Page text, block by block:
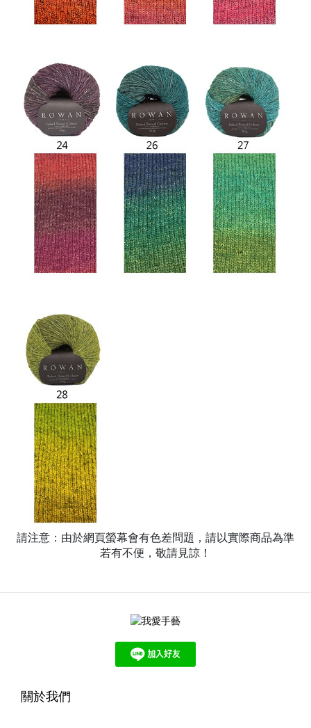
請注意：由於網頁螢幕會有色差問題，請以實際商品為準
若有不便，敬請見諒！
關於我們